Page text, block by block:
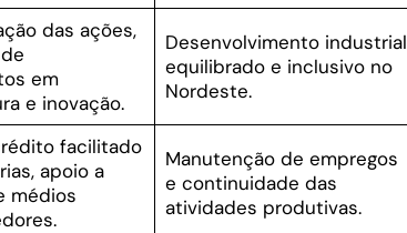
das ações,
em
e inovação.
Desenvolvimento industrial
equilibrado e inclusivo no
Nordeste.
facilitado
apoio a
médios
Manutenção de empregos
e continuidade das
atividades produtivas.